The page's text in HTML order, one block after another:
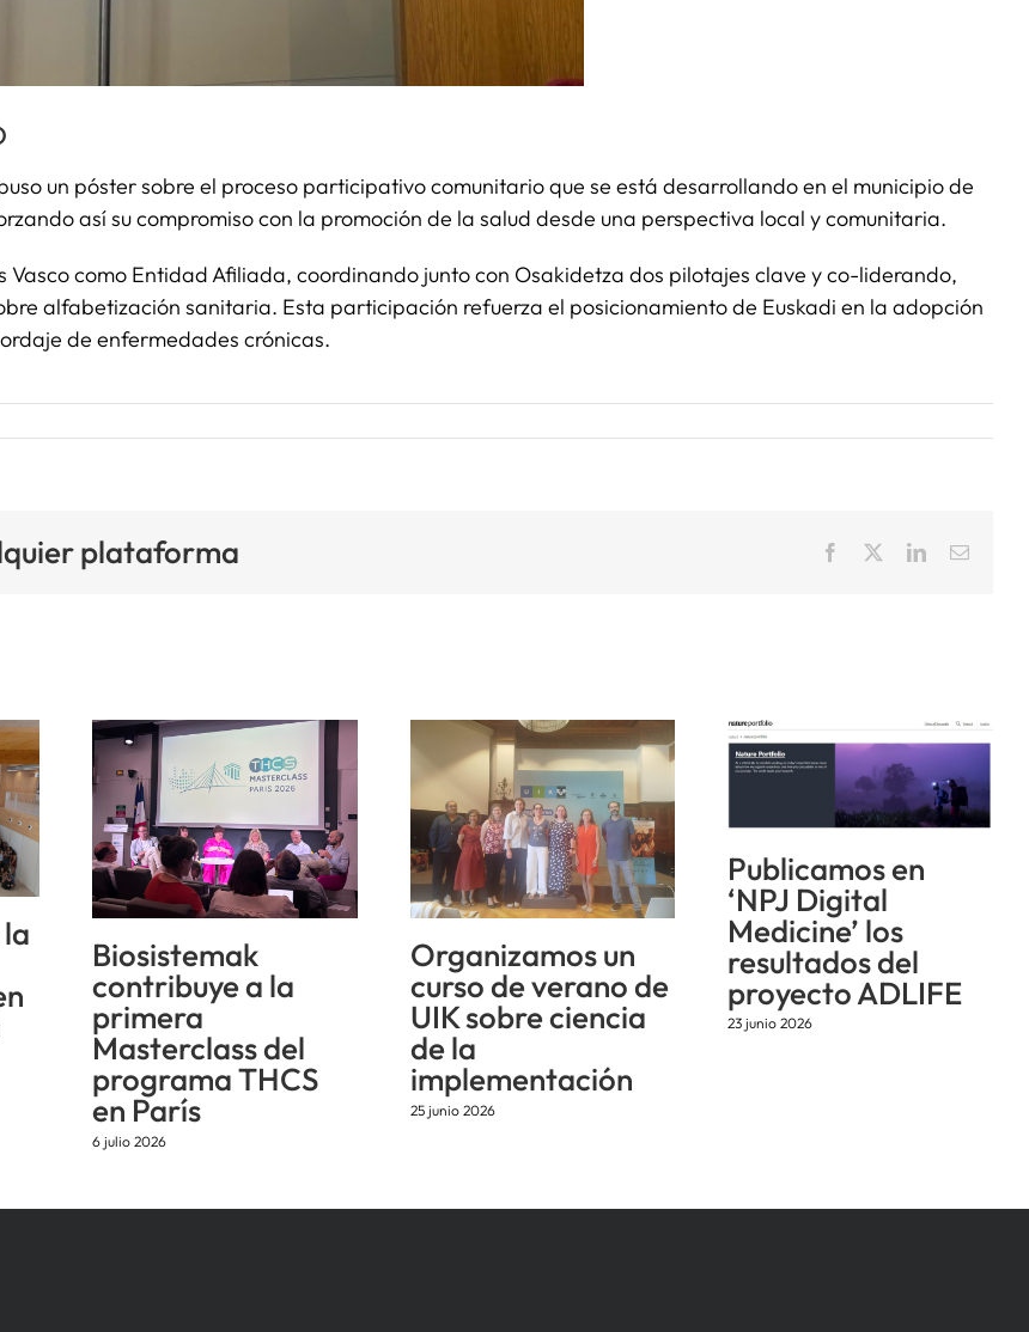
un póster sobre el proceso participativo comunitario que se está desarrollando en el municipio de
así su compromiso con la promoción de la salud desde una perspectiva local y comunitaria.
como Entidad Afiliada, coordinando junto con Osakidetza dos pilotajes clave y co-liderando,
alfabetización sanitaria. Esta participación refuerza el posicionamiento de Euskadi en la adopción
de enfermedades crónicas.
plataforma Facebook LinkedInCorreo
Biosistemak
contribuye a la
primera
Masterclass del
programa THCS
en París
6 julio 2026
Organizamos un
curso de verano de
UIK sobre ciencia
de la
implementación
25 junio 2026
Publicamos en
‘NPJ Digital
Medicine’ los
resultados del
proyecto ADLIFE
23 junio 2026